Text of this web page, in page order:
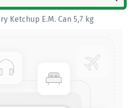
Ketchup E.M. Can 5,7 kg